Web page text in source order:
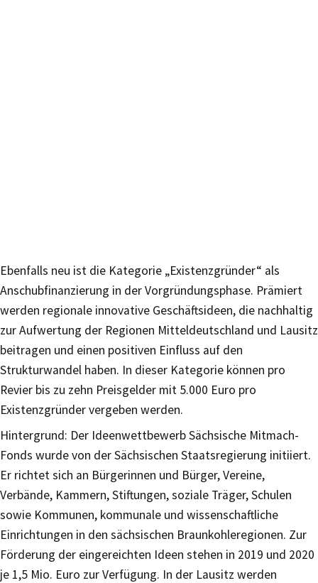
Ebenfalls neu ist die Kategorie „Existenzgründer“ als
Anschubfinanzierung in der Vorgründungsphase. Prämiert
werden regionale innovative Geschäftsideen, die nachhaltig
zur Aufwertung der Regionen Mitteldeutschland und Lausitz
beitragen und einen positiven Einfluss auf den
Strukturwandel haben. In dieser Kategorie können pro
Revier bis zu zehn Preisgelder mit 5.000 Euro pro
Existenzgründer vergeben werden.
Hintergrund: Der Ideenwettbewerb Sächsische Mitmach-
Fonds wurde von der Sächsischen Staatsregierung initiiert.
Er richtet sich an Bürgerinnen und Bürger, Vereine,
Verbände, Kammern, Stiftungen, soziale Träger, Schulen
sowie Kommunen, kommunale und wissenschaftliche
Einrichtungen in den sächsischen Braunkohleregionen. Zur
Förderung der eingereichten Ideen stehen in 2019 und 2020
je 1,5 Mio. Euro zur Verfügung. In der Lausitz werden